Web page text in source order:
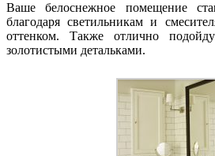
Ваше белоснежное помещение
благодаря светильникам и
оттенком. Также отлично
золотистыми детальками.